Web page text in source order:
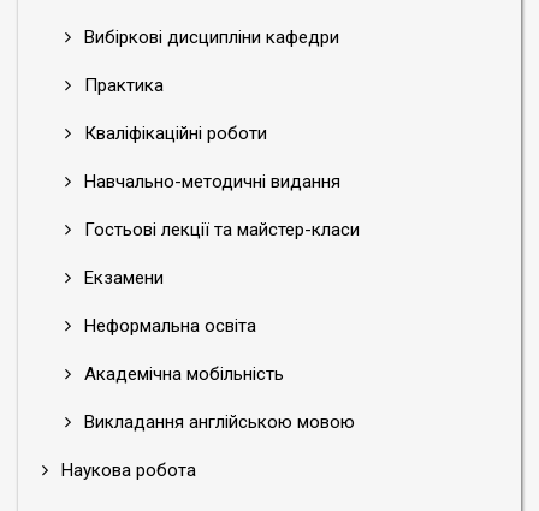
Вибіркові дисципліни кафедри
Практика
Кваліфікаційні роботи
Навчально-методичні видання
Гостьові лекції та майстер-класи
Екзамени
Неформальна освіта
Академічна мобільність
Викладання англійською мовою
Наукова робота